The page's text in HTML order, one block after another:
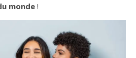
monde !